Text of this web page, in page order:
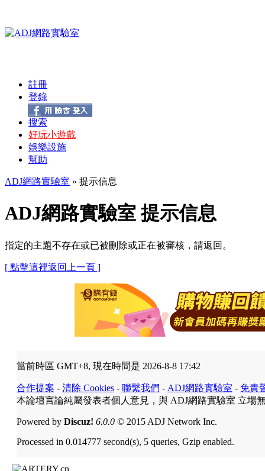
註冊
登錄
搜索
好玩小遊戲
娛樂設施
幫助
ADJ網路實驗室 » 提示信息
ADJ網路實驗室 提示信息
指定的主題不存在或已被刪除或正在被審核，請返回。
[ 點擊這裡返回上一頁 ]
當前時區 GMT+8, 現在時間是 2026-8-8 17:42
合作提案 - 清除 Cookies - 聯繫我們 - ADJ網路實驗室 - 免責
本論壇言論純屬發表者個人意見，與 ADJ網路實驗室 立場
Powered by Discuz! 6.0.0 © 2015 ADJ Network Inc.
Processed in 0.014777 second(s), 5 queries, Gzip enabled.